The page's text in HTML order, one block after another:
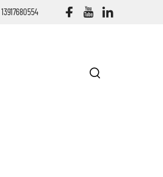
13917680554